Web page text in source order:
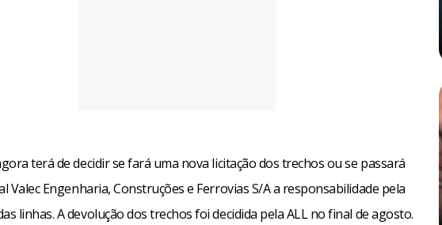
terá de decidir se fará uma nova licitação dos trechos ou se passará
Valec Engenharia, Construções e Ferrovias S/A a responsabilidade pela
linhas. A devolução dos trechos foi decidida pela ALL no final de agosto.